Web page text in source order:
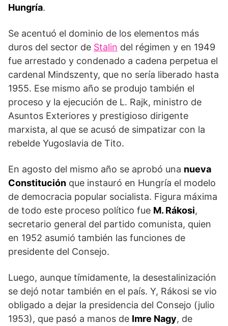
Hungría.
Se acentuó el dominio de los elementos más
duros del sector de Stalin del régimen y en 1949
fue arrestado y condenado a cadena per­petua el
cardenal Mindszenty, que no sería liberado hasta
1955. Ese mismo año se produjo también el
proceso y la ejecución de L. Rajk, ministro de
Asuntos Exteriores y prestigioso dirigente
marxista, al que se acusó de simpatizar con la
rebelde Yugosla­via de Tito.
En agosto del mismo año se aprobó una nueva
Consti­tución que instauró en Hungría el modelo
de democracia popular socialista. Figura máxima
de todo este proceso políti­co fue M. Rákosi,
secretario general del partido comunista, quien
en 1952 asumió también las funciones de
presidente del Consejo.
Luego, aunque tímidamente, la desestalinización
se dejó notar también en el país. Y, Rákosi se vio
obligado a dejar la presidencia del Consejo (julio
1953), que pasó a manos de Imre Nagy, de